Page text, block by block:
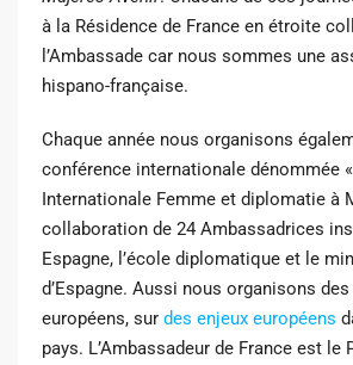
à la Résidence de France en étroite
l’Ambassade car nous sommes une
hispano-française.
Chaque année nous organisons
conférence internationale dénommée
Internationale Femme et diplomatie à
collaboration de 24 Ambassadrices
Espagne, l’école diplomatique et le
d’Espagne. Aussi nous organisons
européens, sur des enjeux européens
pays. L’Ambassadeur de France est le